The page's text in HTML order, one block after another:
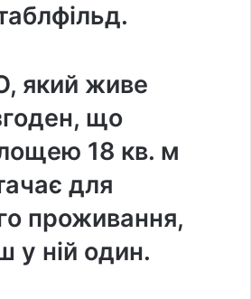
який живе
що
18 кв. м
для
проживання,
у ній один.